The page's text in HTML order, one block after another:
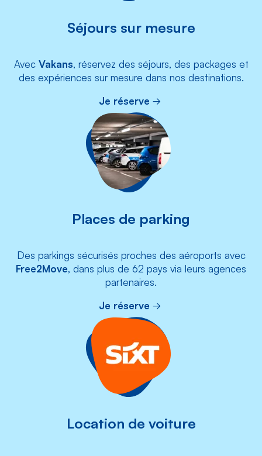
Séjours sur mesure
Avec Vakans, réservez des séjours, des packages et
des expériences sur mesure dans nos destinations.
Je réserve
Places de parking
Des parkings sécurisés proches des aéroports avec
Free2Move, dans plus de 62 pays via leurs agences
partenaires.
Je réserve
Location de voiture